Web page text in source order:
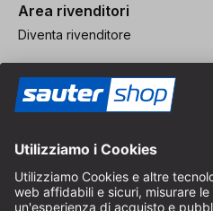
Area rivenditori
Diventa rivenditore
CGV
Protezione dei Dati